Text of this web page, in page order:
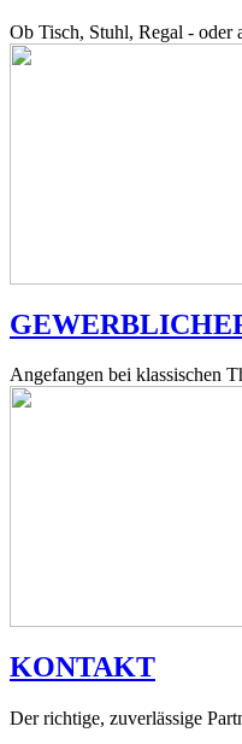
Ob Tisch, Stuhl, Regal - oder
Angefangen bei klassischen
KONTAKT
Der richtige, zuverlässige